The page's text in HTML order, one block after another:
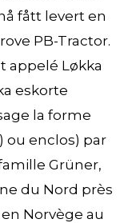
fått levert en
PB-Tractor.
appelé Løkka
eskorte
la forme
ou enclos) par
Grüner,
du Nord près
Norvège au